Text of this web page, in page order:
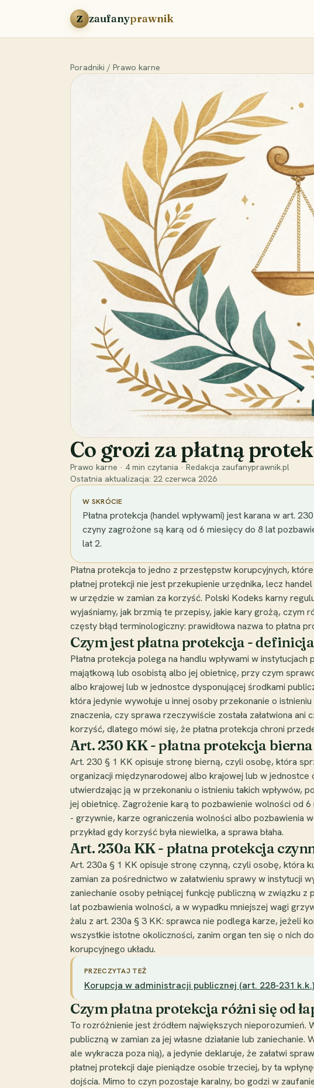
Przejdź do treści
Z zaufanyprawnik
Poradniki / Prawo karne
Co grozi za płatną
Prawo karne · 4 min czytania · Redakcja zaufanyprawnik.pl
Ostatnia aktualizacja: 22 czerwca 2026
W SKRÓCIE
Płatna protekcja (handel wpływami) jest karana w art.
czyny zagrożone są karą od 6 miesięcy do 8 lat
lat 2.
Płatna protekcja to jedno z przestępstw korupcyjnych,
płatnej protekcji nie jest przekupienie urzędnika, lecz
w urzędzie w zamian za korzyść. Polski Kodeks karny
wyjaśniamy, jak brzmią te przepisy, jakie kary grożą, czym
częsty błąd terminologiczny: prawidłowa nazwa to płatna
Czym jest płatna protekcja -
Płatna protekcja polega na handlu wpływami w
majątkową lub osobistą albo jej obietnicę, przy czym
albo krajowej lub w jednostce dysponującej środkami
która jedynie wywołuje u innej osoby przekonanie o
znaczenia, czy sprawa rzeczywiście została załatwiona
korzyść, dlatego mówi się, że płatna protekcja chroni
Art. 230 KK - płatna protekcja bierna
Art. 230 § 1 KK opisuje stronę bierną, czyli osobę, która
organizacji międzynarodowej albo krajowej lub w
utwierdzając ją w przekonaniu o istnieniu takich wpływów,
jej obietnicę. Zagrożenie karą to pozbawienie wolności od
- grzywnie, karze ograniczenia wolności albo pozbawienia
przykład gdy korzyść była niewielka, a sprawa błaha.
Art. 230a KK - płatna protekcja
Art. 230a § 1 KK opisuje stronę czynną, czyli osobę, która
zamian za pośrednictwo w załatwieniu sprawy w instytucji
zaniechanie osoby pełniącej funkcję publiczną w związku
lat pozbawienia wolności, a w wypadku mniejszej wagi
żalu z art. 230a § 3 KK: sprawca nie podlega karze, jeżeli
wszystkie istotne okoliczności, zanim organ ten się o nich
korupcyjnego układu.
PRZECZYTAJ TEŻ
Korupcja w administracji publicznej (art. 228-231
Czym płatna protekcja różni się od
To rozróżnienie jest źródłem największych
publiczną w zamian za jej własne działanie lub
ale wykracza poza nią), a jedynie deklaruje, że załatwi
płatnej protekcji daje pieniądze osobie trzeciej, by ta
dojścia. Mimo to czyn pozostaje karalny, bo godzi w